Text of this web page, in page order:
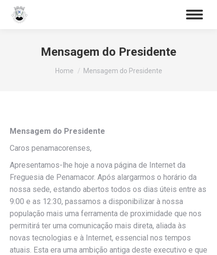
Mensagem do Presidente
You are here:
Home Mensagem do Presidente
Mensagem do Presidente
Caros penamacorenses,
Apresentamos-lhe hoje a nova página de Internet da
Freguesia de Penamacor. Após alargarmos o horário da
nossa sede, estando abertos todos os dias úteis entre as
9:00 e as 12:30, passamos a disponibilizar à nossa
população mais uma ferramenta de proximidade que nos
permitirá ter uma comunicação mais direta, aliada às
novas tecnologias e à Internet, essencial nos tempos
atuais. Esta era uma ambição antiga deste executivo e que